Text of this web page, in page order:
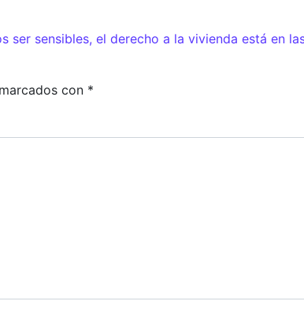
ser sensibles, el derecho a la vivienda está en
con *